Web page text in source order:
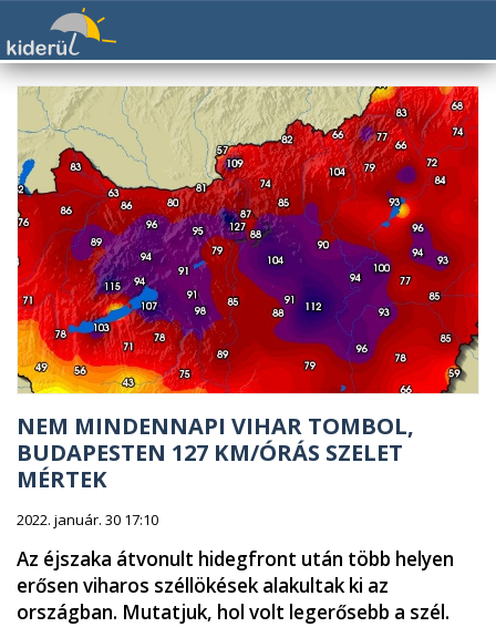
NEM MINDENNAPI VIHAR TOMBOL,
BUDAPESTEN 127 KM/ÓRÁS SZELET
MÉRTEK
2022. január. 30 17:10
Az éjszaka átvonult hidegfront után több helyen
erősen viharos széllökések alakultak ki az
országban. Mutatjuk, hol volt legerősebb a szél.